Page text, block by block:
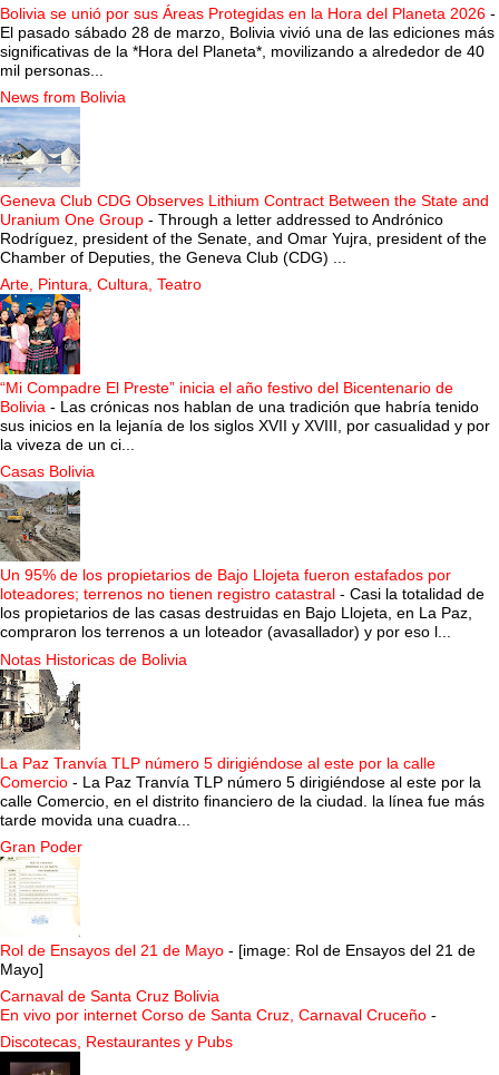
Bolivia se unió por sus Áreas Protegidas en la Hora del Planeta 2026 -
El pasado sábado 28 de marzo, Bolivia vivió una de las ediciones más
significativas de la *Hora del Planeta*, movilizando a alrededor de 40
mil personas...
News from Bolivia
Geneva Club CDG Observes Lithium Contract Between the State and
Uranium One Group - Through a letter addressed to Andrónico
Rodríguez, president of the Senate, and Omar Yujra, president of the
Chamber of Deputies, the Geneva Club (CDG) ...
Arte, Pintura, Cultura, Teatro
“Mi Compadre El Preste” inicia el año festivo del Bicentenario de
Bolivia - Las crónicas nos hablan de una tradición que habría tenido
sus inicios en la lejanía de los siglos XVII y XVIII, por casualidad y por
la viveza de un ci...
Casas Bolivia
Un 95% de los propietarios de Bajo Llojeta fueron estafados por
loteadores; terrenos no tienen registro catastral - Casi la totalidad de
los propietarios de las casas destruidas en Bajo Llojeta, en La Paz,
compraron los terrenos a un loteador (avasallador) y por eso l...
Notas Historicas de Bolivia
La Paz Tranvía TLP número 5 dirigiéndose al este por la calle
Comercio - La Paz Tranvía TLP número 5 dirigiéndose al este por la
calle Comercio, en el distrito financiero de la ciudad. la línea fue más
tarde movida una cuadra...
Gran Poder
Rol de Ensayos del 21 de Mayo - [image: Rol de Ensayos del 21 de
Mayo]
Carnaval de Santa Cruz Bolivia
En vivo por internet Corso de Santa Cruz, Carnaval Cruceño -
Discotecas, Restaurantes y Pubs